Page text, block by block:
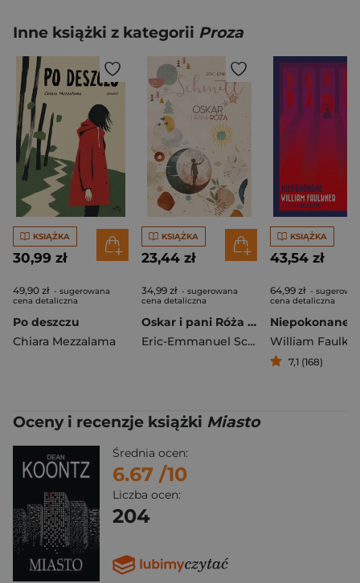
Inne książki z kategorii Proza
KSIĄŻKA
30,99 zł
49,90 zł - sugerowana
cena detaliczna
Po deszczu
Chiara Mezzalama
KSIĄŻKA
23,44 zł
34,99 zł - sugerowana
cena detaliczna
Oskar i pani Róża 2026
Eric-Emmanuel Schmitt
KSIĄŻKA
43,54 zł
64,99 zł -
cena detaliczna
Niepokonane
William
7,1 (168)
Oceny i recenzje książki Miasto
Średnia ocen:
6.67 /10
Liczba ocen:
204